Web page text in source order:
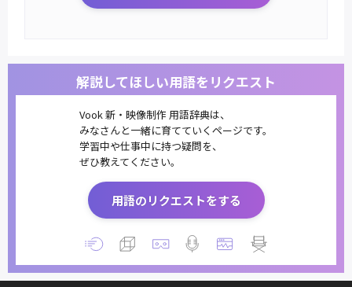
解説してほしい用語をリクエスト
Vook 新・映像制作 用語辞典は、
みなさんと一緒に育てていくページです。
学習中や仕事中に持つ疑問を、
ぜひ教えてください。
用語のリクエストをする